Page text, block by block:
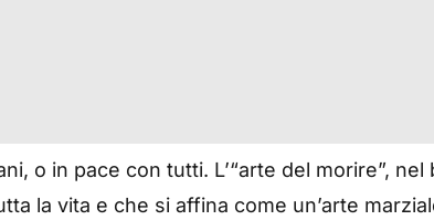
o in pace con tutti. L’“arte del morire”,
la vita e che si affina come un’arte